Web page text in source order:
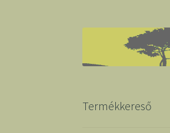
Termékkereső